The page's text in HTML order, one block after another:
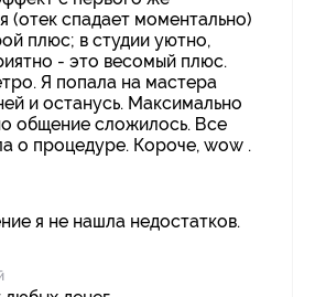
(отек спадает моментально)
плюс; в студии уютно,
- это весомый плюс.
Я попала на мастера
и останусь. Максимально
общение сложилось. Все
о процедуре. Короче, wow .
я не нашла недостатков.